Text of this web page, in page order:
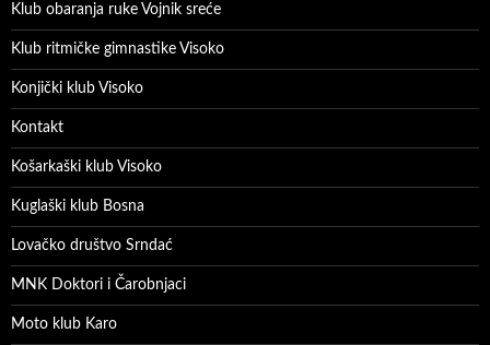
Klub obaranja ruke Vojnik sreće
Klub ritmičke gimnastike Visoko
Konjički klub Visoko
Kontakt
Košarkaški klub Visoko
Kuglaški klub Bosna
Lovačko društvo Srndać
MNK Doktori i Čarobnjaci
Moto klub Karo